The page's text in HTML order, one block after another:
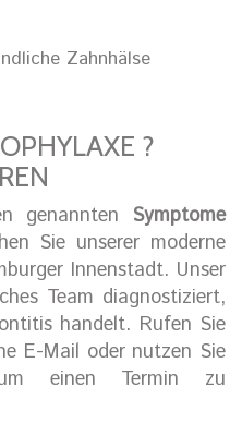
Zahnhälse
?
genannten Symptome
Sie unserer moderne
Innenstadt. Unser
Team diagnostiziert,
handelt. Rufen Sie
E-Mail oder nutzen Sie
einen Termin zu